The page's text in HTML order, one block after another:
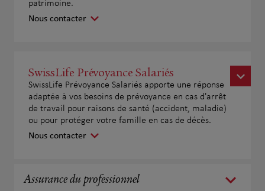
patrimoine.
Nous contacter
SwissLife Prévoyance Salariés
SwissLife Prévoyance Salariés apporte une réponse
adaptée à vos besoins de prévoyance en cas d'arrêt
de travail pour raisons de santé (accident, maladie)
ou pour protéger votre famille en cas de décès.
Nous contacter
Assurance du professionnel